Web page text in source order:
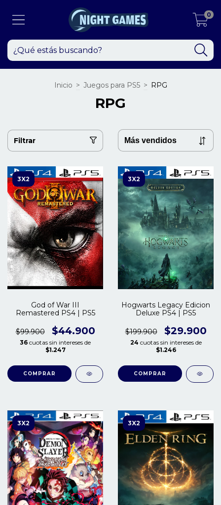
0
Inicio > Juegos para PS5 > RPG
RPG
Filtrar
3X2
God of War III
Remastered PS4 | PS5
$99.900 $44.900
36 cuotas sin intereses de
$1.247
COMPRAR
3X2
Hogwarts Legacy Edicion
Deluxe PS4 | PS5
$199.900 $29.900
24 cuotas sin intereses de
$1.246
COMPRAR
3X2 3X2